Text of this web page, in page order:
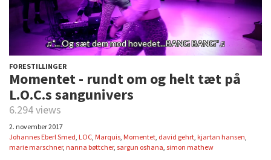
FORESTILLINGER
Momentet - rundt om og helt tæt på
L.O.C.s sangunivers
6.294 views
2. november 2017
Johannes Eberl Smed, LOC, Marquis, Momentet, david gehrt, kjartan hansen,
marie marschner, nanna bøttcher, sargun oshana, simon mathew